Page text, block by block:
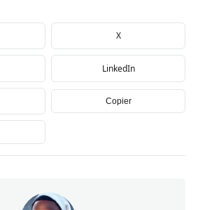
X
LinkedIn
Copier